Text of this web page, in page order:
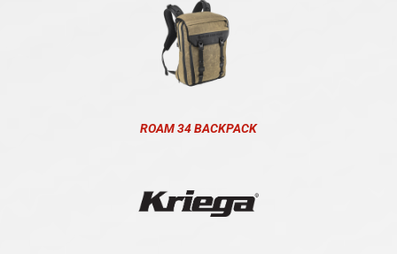
ROAM 34 BACKPACK